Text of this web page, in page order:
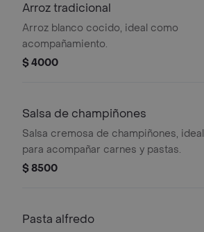
Arroz tradicional
Arroz blanco cocido, ideal como
acompañamiento.
$ 4000
Salsa de champiñones
Salsa cremosa de champiñones, ideal
para acompañar carnes y pastas.
$ 8500
Pasta alfredo